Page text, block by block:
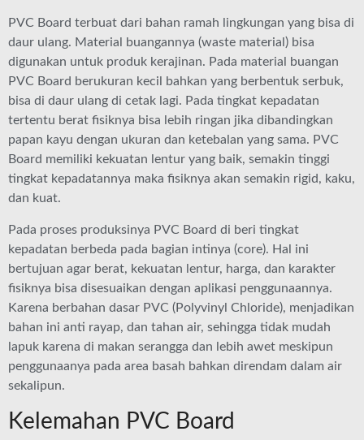
PVC Board terbuat dari bahan ramah lingkungan yang bisa di
daur ulang. Material buangannya (waste material) bisa
digunakan untuk produk kerajinan. Pada material buangan
PVC Board berukuran kecil bahkan yang berbentuk serbuk,
bisa di daur ulang di cetak lagi. Pada tingkat kepadatan
tertentu berat fisiknya bisa lebih ringan jika dibandingkan
papan kayu dengan ukuran dan ketebalan yang sama. PVC
Board memiliki kekuatan lentur yang baik, semakin tinggi
tingkat kepadatannya maka fisiknya akan semakin rigid, kaku,
dan kuat.
Pada proses produksinya PVC Board di beri tingkat
kepadatan berbeda pada bagian intinya (core). Hal ini
bertujuan agar berat, kekuatan lentur, harga, dan karakter
fisiknya bisa disesuaikan dengan aplikasi penggunaannya.
Karena berbahan dasar PVC (Polyvinyl Chloride), menjadikan
bahan ini anti rayap, dan tahan air, sehingga tidak mudah
lapuk karena di makan serangga dan lebih awet meskipun
penggunaanya pada area basah bahkan direndam dalam air
sekalipun.
Kelemahan PVC Board